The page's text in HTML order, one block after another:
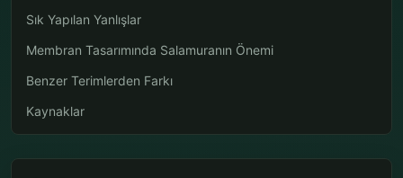
Sık Yapılan Yanlışlar
Membran Tasarımında Salamuranın Önemi
Benzer Terimlerden Farkı
Kaynaklar